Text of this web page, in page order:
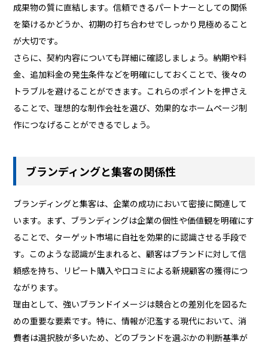
成果物の質に直結します。信頼できるパートナーとしての関係
を築けるかどうか、初期の打ち合わせでしっかり見極めること
が大切です。
さらに、契約内容についても詳細に確認しましょう。納期や料
金、追加料金の発生条件などを明確にしておくことで、後々の
トラブルを避けることができます。これらのポイントを押さえ
ることで、理想的な制作会社を選び、効果的なホームページ制
作につなげることができるでしょう。
ブランディングと集客の関係性
ブランディングと集客は、企業の成功において密接に関連して
います。まず、ブランディングは企業の個性や価値観を明確にす
ることで、ターゲット市場に自社を効果的に認識させる手段で
す。このような認識が生まれると、顧客はブランドに対して信
頼感を持ち、リピート購入や口コミによる新規顧客の獲得につ
ながります。
理由として、強いブランドイメージは競合との差別化を図るた
めの重要な要素です。特に、情報が氾濫する現代において、消
費者は選択肢が多いため、どのブランドを選ぶかの判断基準が